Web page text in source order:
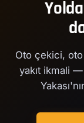
Oto çekici, oto
yakıt ikmali